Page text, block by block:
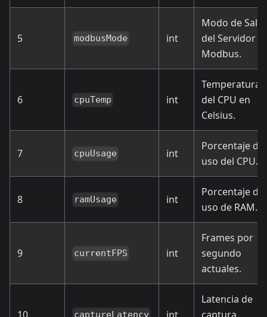
5 modbusMode int
Modo de
del Servidor
Modbus.
6 cpuTemp int
Temperatura
del CPU en
Celsius.
7 cpuUsage int
Porcentaje de
uso del CPU.
8 ramUsage int
Porcentaje de
uso de RAM.
9 currentFPS int
Frames por
segundo
actuales.
Latencia de